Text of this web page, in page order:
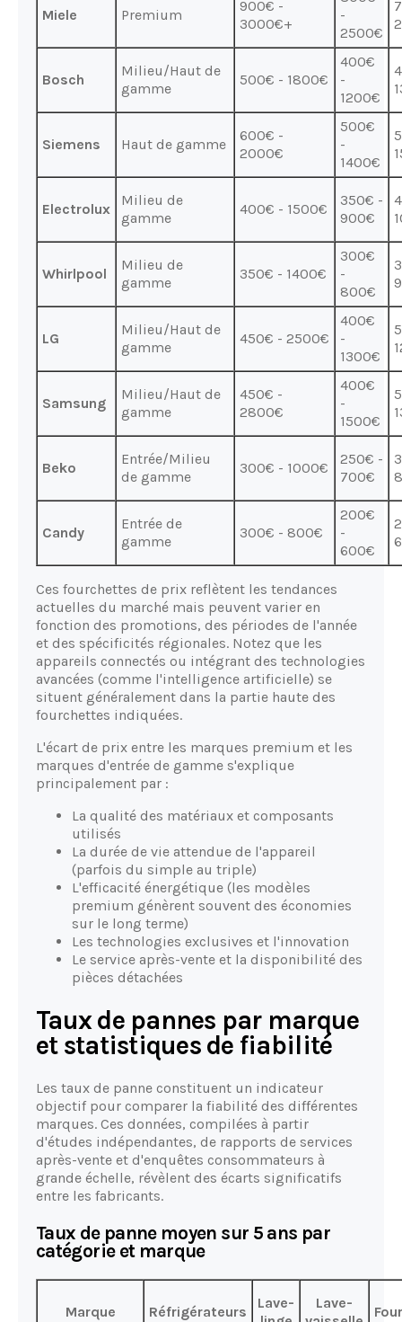
Miele Premium
900€ -
3000€+
-
2500€
Bosch
Milieu/Haut de
gamme
500€ - 1800€
400€
-
1200€
Siemens Haut de gamme
600€ -
2000€
500€
-
1400€
Electrolux
Milieu de
gamme
400€ - 1500€
350€ -
900€
Whirlpool
Milieu de
gamme
350€ - 1400€
300€
-
800€
LG
Milieu/Haut de
gamme
450€ - 2500€
400€
-
1300€
Samsung
Milieu/Haut de
gamme
450€ -
2800€
400€
-
1500€
Beko
Entrée/Milieu
de gamme
300€ - 1000€
250€ -
700€
Candy
Entrée de
gamme
300€ - 800€
200€
-
600€
Ces fourchettes de prix reflètent les tendances
actuelles du marché mais peuvent varier en
fonction des promotions, des périodes de l'année
et des spécificités régionales. Notez que les
appareils connectés ou intégrant des technologies
avancées (comme l'intelligence artificielle) se
situent généralement dans la partie haute des
fourchettes indiquées.
L'écart de prix entre les marques premium et les
marques d'entrée de gamme s'explique
principalement par :
La qualité des matériaux et composants
utilisés
La durée de vie attendue de l'appareil
(parfois du simple au triple)
L'efficacité énergétique (les modèles
premium génèrent souvent des économies
sur le long terme)
Les technologies exclusives et l'innovation
Le service après-vente et la disponibilité des
pièces détachées
Taux de pannes par marque
et statistiques de fiabilité
Les taux de panne constituent un indicateur
objectif pour comparer la fiabilité des différentes
marques. Ces données, compilées à partir
d'études indépendantes, de rapports de services
après-vente et d'enquêtes consommateurs à
grande échelle, révèlent des écarts significatifs
entre les fabricants.
Taux de panne moyen sur 5 ans par
catégorie et marque
Marque Réfrigérateurs
Lave-
Lave-